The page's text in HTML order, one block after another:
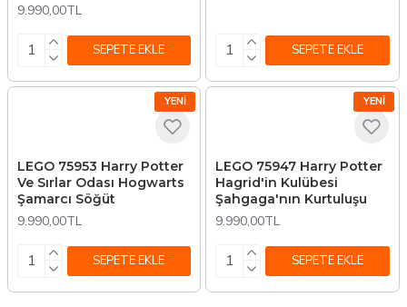
9.990,00TL
SEPETE EKLE SEPETE EKLE
YENI
LEGO 75953 Harry Potter
Ve Sırlar Odası Hogwarts
Şamarcı Söğüt
9.990,00TL
SEPETE EKLE
YENI
LEGO 75947 Harry Potter
Hagrid'in Kulübesi
Şahgaga'nın Kurtuluşu
9.990,00TL
SEPETE EKLE